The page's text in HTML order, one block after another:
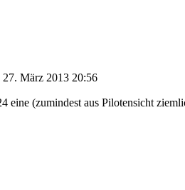
27. März 2013 20:56
eine (zumindest aus Pilotensicht